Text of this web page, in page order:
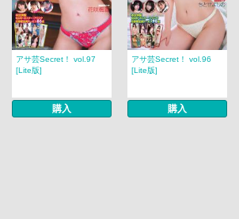
アサ芸Secret！ vol.97
[Lite版]
購入
アサ芸Secret！ vol.96
[Lite版]
購入